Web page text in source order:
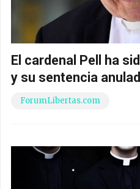
El cardenal Pell ha
y su sentencia
ForumLibertas.com